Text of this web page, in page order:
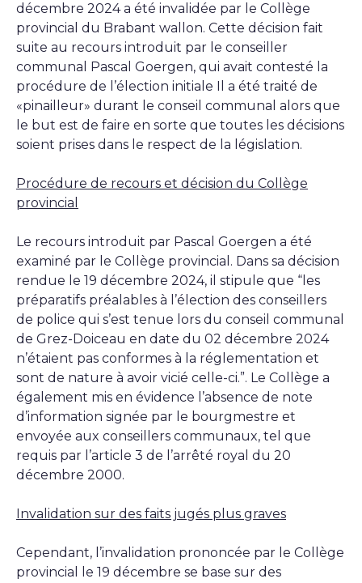
décembre 2024 a été invalidée par le Collège
provincial du Brabant wallon. Cette décision fait
suite au recours introduit par le conseiller
communal Pascal Goergen, qui avait contesté la
procédure de l’élection initiale Il a été traité de
«pinailleur» durant le conseil communal alors que
le but est de faire en sorte que toutes les décisions
soient prises dans le respect de la législation.
Procédure de recours et décision du Collège
provincial
Le recours introduit par Pascal Goergen a été
examiné par le Collège provincial. Dans sa décision
rendue le 19 décembre 2024, il stipule que “les
préparatifs préalables à l’élection des conseillers
de police qui s’est tenue lors du conseil communal
de Grez-Doiceau en date du 02 décembre 2024
n’étaient pas conformes à la réglementation et
sont de nature à avoir vicié celle-ci.”. Le Collège a
également mis en évidence l’absence de note
d’information signée par le bourgmestre et
envoyée aux conseillers communaux, tel que
requis par l’article 3 de l’arrêté royal du 20
décembre 2000.
Invalidation sur des faits jugés plus graves
Cependant, l’invalidation prononcée par le Collège
provincial le 19 décembre se base sur des